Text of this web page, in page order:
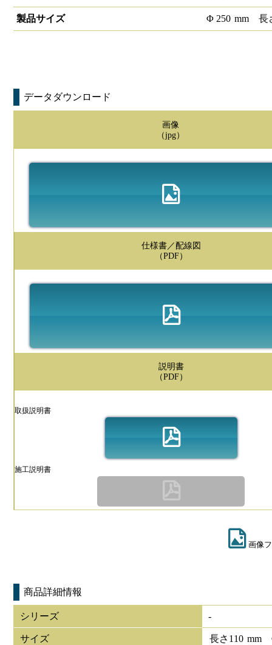
製品サイズ Φ 250 mm 長
データダウンロード
画像
（jpg）
仕様書／配線図
（PDF）
説明書
（PDF）
取扱説明書
施工説明書
画像
商品詳細情報
シリーズ -
サイズ 長さ 110 mm